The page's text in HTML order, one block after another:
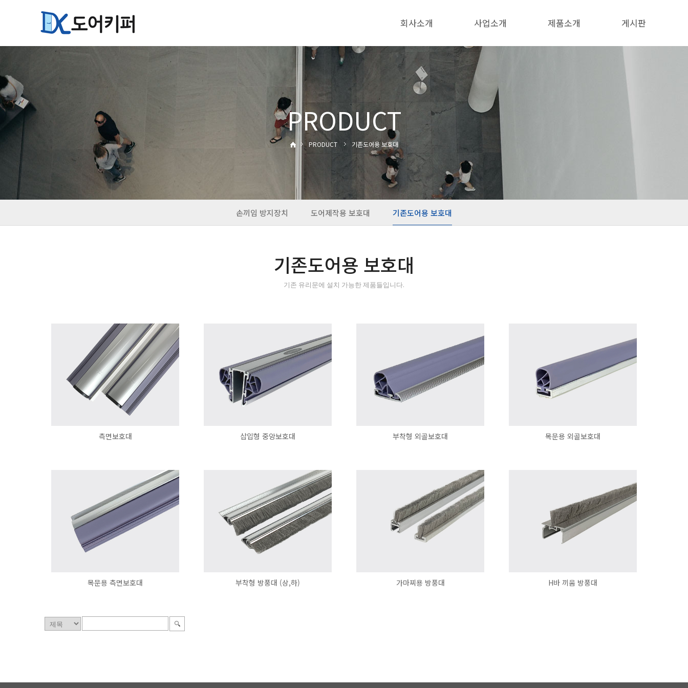
회사소개 사업소개 제품소개 게시판
PRODUCT
PRODUCT 기존도어용 보호대
손끼임 방지장치 도어제작용 보호대 기존도어용 보호대
기존도어용 보호대
기존 유리문에 설치 가능한 제품들입니다.
측면보호대 삽입형 중앙보호대 부착형 외골보호대 목문용 외골보호대
목문용 측면보호대 부착형 방풍대 (상,하) 가마찌용 방풍대 H바 끼움 방풍대